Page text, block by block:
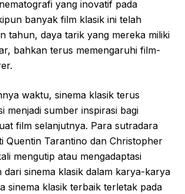
yang inovatif pada
banyak film klasik ini telah
tahun, daya tarik yang mereka miliki
bahkan terus memengaruhi film-
waktu, sinema klasik terus
menjadi sumber inspirasi bagi
film selanjutnya. Para sutradara
Quentin Tarantino dan Christopher
mengutip atau mengadaptasi
dari sinema klasik dalam karya-karya
sinema klasik terbaik terletak pada